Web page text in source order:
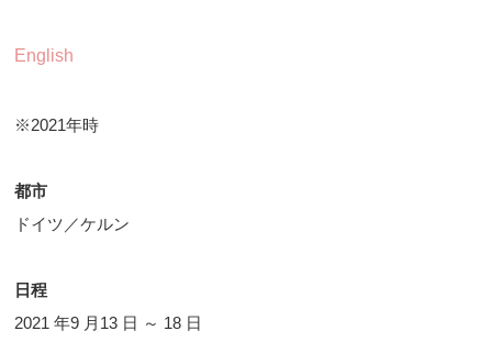
English
※2021年時
都市
ドイツ／ケルン
日程
2021 年9 月13 日 ～ 18 日